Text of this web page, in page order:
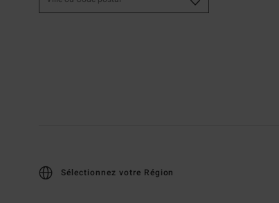
Sélectionnez votre Région